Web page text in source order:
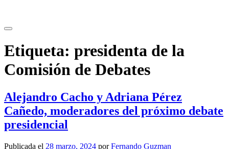
contenido
Etiqueta: presidenta de la
Comisión de Debates
Alejandro Cacho y Adriana Pérez
Cañedo, moderadores del próximo debate
presidencial
Publicada el 28 marzo, 2024 porFernando Guzman